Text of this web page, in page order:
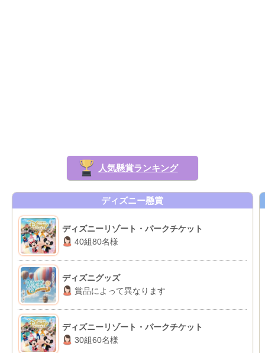
人気懸賞ランキング
ディズニー懸賞
ディズニーリゾート・パークチケット
40組80名様
ディズニグッズ
賞品によって異なります
ディズニーリゾート・パークチケット
30組60名様